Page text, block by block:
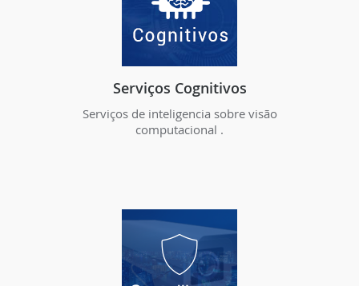
Serviços Cognitivos
Serviços de inteligencia sobre visão
computacional .